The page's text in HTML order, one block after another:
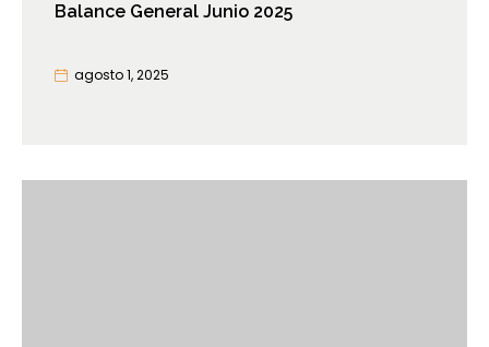
Balance General Junio 2025
agosto 1, 2025